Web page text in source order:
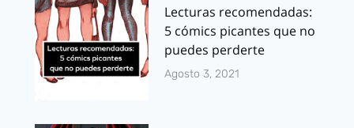
Lecturas recomendadas:
5 cómics picantes que no
puedes perderte
Agosto 3, 2021